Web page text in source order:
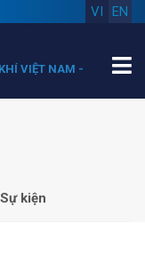
EN
VI
VIỆT NAM -
kiện